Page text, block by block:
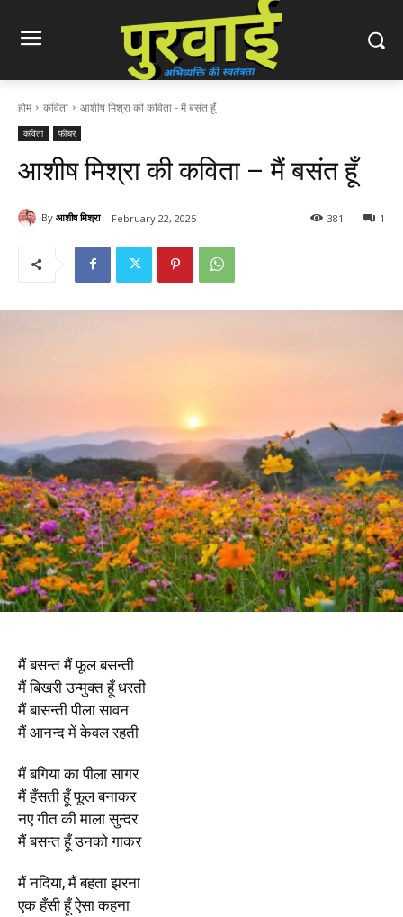
होम कविता आशीष मिश्रा की कविता - मैं बसंत हूँ
कविता फीचर
आशीष मिश्रा की कविता – मैं बसंत हूँ
By आशीष मिश्रा February 22, 2025 1
381
मैं बसन्त मैं फूल बसन्ती
मैं बिखरी उन्मुक्त हूँ धरती
मैं बासन्ती पीला सावन
मैं आनन्द में केवल रहती
मैं बगिया का पीला सागर
मैं हँसती हूँ फूल बनाकर
नए गीत की माला सुन्दर
मैं बसन्त हूँ उनको गाकर
मैं नदिया, मैं बहता झरना
एक हँसी हूँ ऐसा कहना